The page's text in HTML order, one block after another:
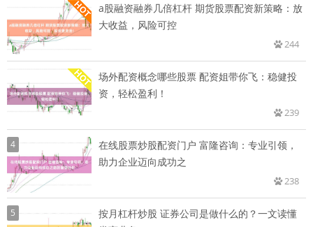
a股融资融券几倍杠杆 期货股票配资新策略：放
大收益，风险可控
244
场外配资概念哪些股票 配资姐带你飞：稳健投
资，轻松盈利！
239
4
在线股票炒股配资门户 富隆咨询：专业引领，
助力企业迈向成功之
238
5
按月杠杆炒股 证券公司是做什么的？一文读懂